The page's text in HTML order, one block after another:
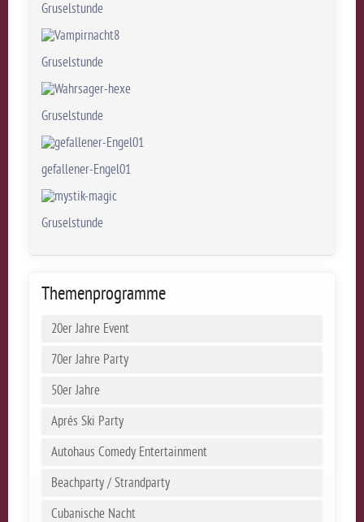
Gruselstunde
Gruselstunde
Gruselstunde
gefallener-Engel01
Gruselstunde
Themenprogramme
20er Jahre Event
70er Jahre Party
50er Jahre
Aprés Ski Party
Autohaus Comedy Entertainment
Beachparty / Strandparty
Cubanische Nacht